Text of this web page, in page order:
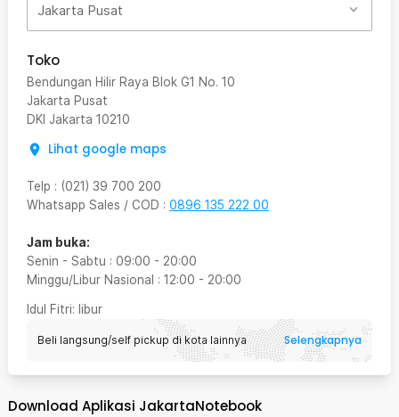
Jakarta Pusat
Toko
Bendungan Hilir Raya Blok G1 No. 10
Jakarta Pusat
DKI Jakarta 10210
Lihat google maps
Telp : (021) 39 700 200
Whatsapp Sales / COD : 0896 135 222 00
Jam buka:
Senin - Sabtu : 09:00 - 20:00
Minggu/Libur Nasional : 12:00 - 20:00
Idul Fitri: libur
Beli langsung/self pickup di kota lainnya Selengkapnya
Download Aplikasi JakartaNotebook